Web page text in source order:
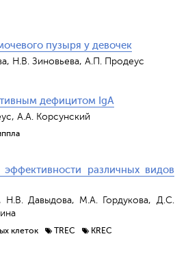
пузыря у девочек
Н.В. Зиновьева, А.П. Продеус
дефицитом IgA
А.А. Корсунский
различных видов
Давыдова, М.А. Гордукова, Д.С.
клеток TREC
KREC